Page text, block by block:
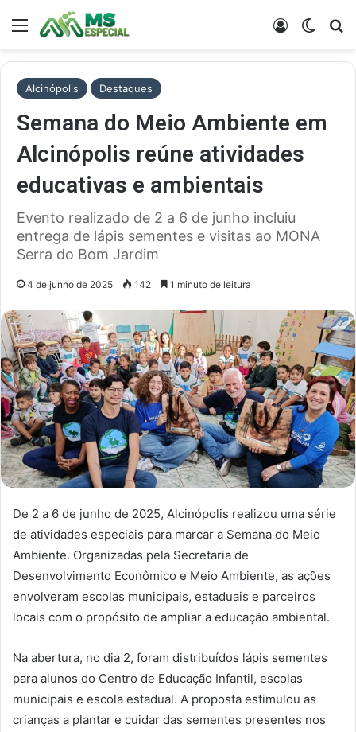
Menu Entrar
Alcinópolis Destaques
Semana do Meio Ambiente em
Alcinópolis reúne atividades
educativas e ambientais
Evento realizado de 2 a 6 de junho incluiu
entrega de lápis sementes e visitas ao MONA
Serra do Bom Jardim
4 de junho de 2025 142 1 minuto de leitura
De 2 a 6 de junho de 2025, Alcinópolis realizou uma série
de atividades especiais para marcar a Semana do Meio
Ambiente. Organizadas pela Secretaria de
Desenvolvimento Econômico e Meio Ambiente, as ações
envolveram escolas municipais, estaduais e parceiros
locais com o propósito de ampliar a educação ambiental.
Na abertura, no dia 2, foram distribuídos lápis sementes
para alunos do Centro de Educação Infantil, escolas
municipais e escola estadual. A proposta estimulou as
crianças a plantar e cuidar das sementes presentes nos